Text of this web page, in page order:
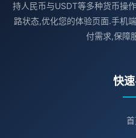
持人民币与USDT等多种货币操
路状态,优化您的体验页面.手机
付需求,保障
快